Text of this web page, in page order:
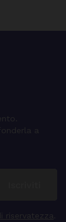
a
riservatezza